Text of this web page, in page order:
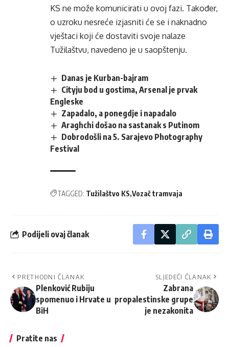
KS ne može komunicirati u ovoj fazi. Također,
o uzroku nesreće izjasniti će se i naknadno
vještaci koji će dostaviti svoje nalaze
Tužilaštvu, navedeno je u saopštenju.
Danas je Kurban-bajram
Cityju bod u gostima, Arsenal je prvak
Engleske
Zapadalo, a ponegdje i napadalo
Araghchi došao na sastanak s Putinom
Dobrodošli na 5. Sarajevo Photography
Festival
TAGGED: Tužilaštvo KS Vozač tramvaja
Podijeli ovaj članak
PRETHODNI ČLANAK
Plenković Rubiju
spomenuo i Hrvate u
BiH
SLJEDEĆI ČLANAK
Zabrana
propalestinske grupe
je nezakonita
Pratite nas